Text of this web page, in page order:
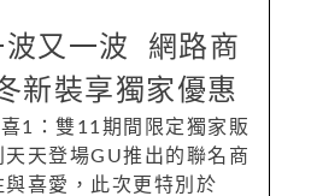
又一波 網路商
新裝享獨家優惠
1：雙11期間限定獨家販
天登場GU推出的聯名商
喜愛，此次更特別於